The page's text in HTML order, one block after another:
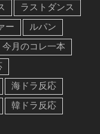
ラストダンス
ー
ルパン
今月のコレ一本
海ドラ反応
韓ドラ反応